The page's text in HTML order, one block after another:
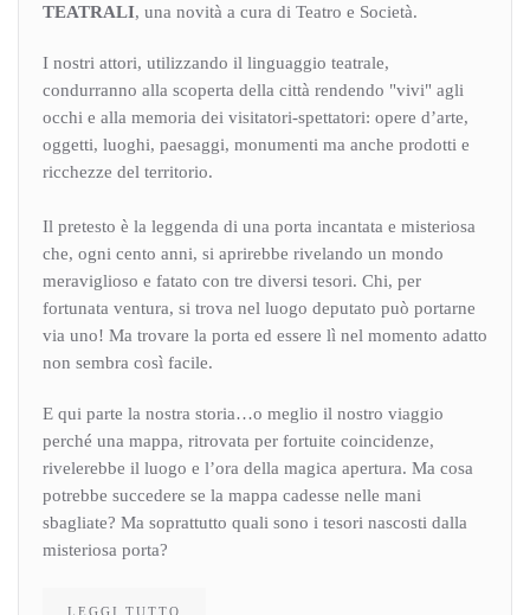
TEATRALI, una novità a cura di Teatro e Società.
I nostri attori, utilizzando il linguaggio teatrale,
condurranno alla scoperta della città rendendo "vivi" agli
occhi e alla memoria dei visitatori-spettatori: opere d’arte,
oggetti, luoghi, paesaggi, monumenti ma anche prodotti e
ricchezze del territorio.
Il pretesto è la leggenda di una porta incantata e misteriosa
che, ogni cento anni, si aprirebbe rivelando un mondo
meraviglioso e fatato con tre diversi tesori. Chi, per
fortunata ventura, si trova nel luogo deputato può portarne
via uno! Ma trovare la porta ed essere lì nel momento adatto
non sembra così facile.
E qui parte la nostra storia…o meglio il nostro viaggio
perché una mappa, ritrovata per fortuite coincidenze,
rivelerebbe il luogo e l’ora della magica apertura. Ma cosa
potrebbe succedere se la mappa cadesse nelle mani
sbagliate? Ma soprattutto quali sono i tesori nascosti dalla
misteriosa porta?
LEGGI TUTTO